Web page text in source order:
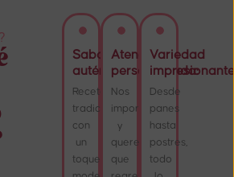
Sabor
auténtico:
Recetas
tradicionales
con
un
toque
Atención
personalizada:
Nos
importas,
y
queremos
que
Variedad
Desde
panes
hasta
postres,
todo